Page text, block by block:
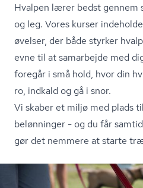
Hvalpen lærer bedst gennem
og leg. Vores kurser
øvelser, der både styrker
evne til at samarbejde med
foregår i små hold, hvor din
ro, indkald og gå i snor.
Vi skaber et miljø med plads
belønninger - og du får
gør det nemmere at starte